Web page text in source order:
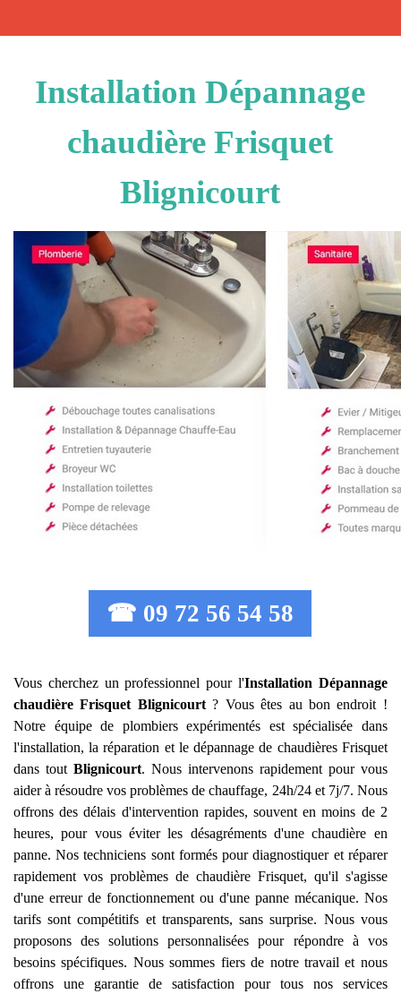
Installation Dépannage
chaudière Frisquet
Blignicourt
☎ 09 72 56 54 58
Vous cherchez un professionnel pour l'Installation Dépannage
chaudière Frisquet Blignicourt? Vous êtes au bon endroit !
Notre équipe de plombiers expérimentés est spécialisée dans
l'installation, la réparation et le dépannage de chaudières Frisquet
dans tout Blignicourt. Nous intervenons rapidement pour vous
aider à résoudre vos problèmes de chauffage, 24h/24 et 7j/7. Nous
offrons des délais d'intervention rapides, souvent en moins de 2
heures, pour vous éviter les désagréments d'une chaudière en
panne. Nos techniciens sont formés pour diagnostiquer et réparer
rapidement vos problèmes de chaudière Frisquet, qu'il s'agisse
d'une erreur de fonctionnement ou d'une panne mécanique. Nos
tarifs sont compétitifs et transparents, sans surprise. Nous vous
proposons des solutions personnalisées pour répondre à vos
besoins spécifiques. Nous sommes fiers de notre travail et nous
offrons une garantie de satisfaction pour tous nos services